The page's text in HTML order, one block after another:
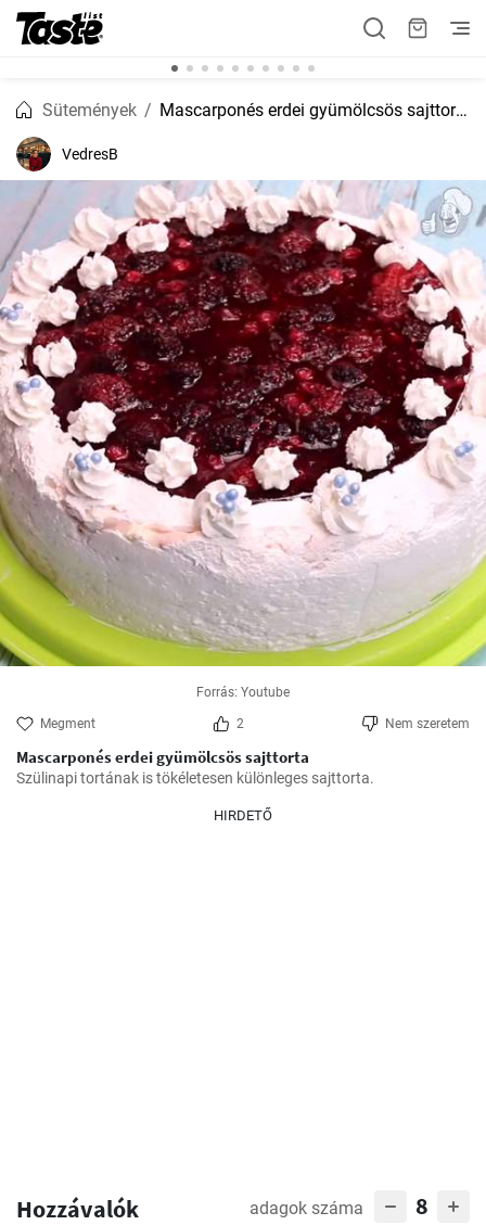
Sütemények Mascarponés erdei gyümölcsös sajttorta
VedresB
Forrás: Youtube
Megment 2 Nem szeretem
Mascarponés erdei gyümölcsös sajttorta
Szülinapi tortának is tökéletesen különleges sajttorta.
HIRDETŐ
Hozzávalók adagok száma 8